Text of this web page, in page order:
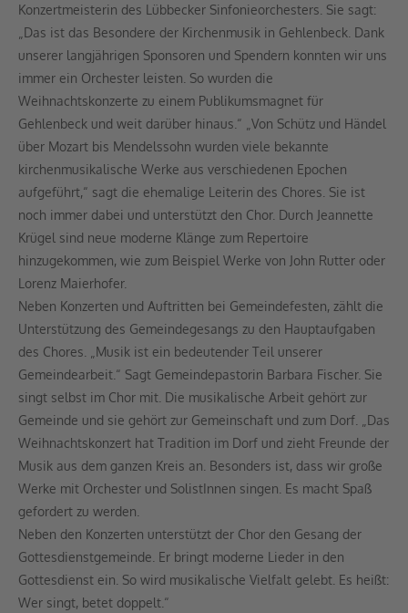
Konzertmeisterin des Lübbecker Sinfonieorchesters. Sie sagt:
„Das ist das Besondere der Kirchenmusik in Gehlenbeck. Dank
unserer langjährigen Sponsoren und Spendern konnten wir uns
immer ein Orchester leisten. So wurden die
Weihnachtskonzerte zu einem Publikumsmagnet für
Gehlenbeck und weit darüber hinaus.“ „Von Schütz und Händel
über Mozart bis Mendelssohn wurden viele bekannte
kirchenmusikalische Werke aus verschiedenen Epochen
aufgeführt,“ sagt die ehemalige Leiterin des Chores. Sie ist
noch immer dabei und unterstützt den Chor. Durch Jeannette
Krügel sind neue moderne Klänge zum Repertoire
hinzugekommen, wie zum Beispiel Werke von John Rutter oder
Lorenz Maierhofer.
Neben Konzerten und Auftritten bei Gemeindefesten, zählt die
Unterstützung des Gemeindegesangs zu den Hauptaufgaben
des Chores. „Musik ist ein bedeutender Teil unserer
Gemeindearbeit.“ Sagt Gemeindepastorin Barbara Fischer. Sie
singt selbst im Chor mit. Die musikalische Arbeit gehört zur
Gemeinde und sie gehört zur Gemeinschaft und zum Dorf. „Das
Weihnachtskonzert hat Tradition im Dorf und zieht Freunde der
Musik aus dem ganzen Kreis an. Besonders ist, dass wir große
Werke mit Orchester und SolistInnen singen. Es macht Spaß
gefordert zu werden.
Neben den Konzerten unterstützt der Chor den Gesang der
Gottesdienstgemeinde. Er bringt moderne Lieder in den
Gottesdienst ein. So wird musikalische Vielfalt gelebt. Es heißt:
Wer singt, betet doppelt.“